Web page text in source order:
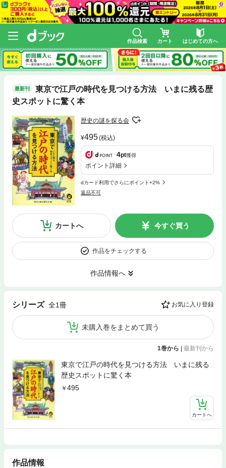
作品検索 カート はじめての方へ
最新刊
東京で江戸の時代を見つける方法 いまに残る歴
史スポットに驚く本
歴史の謎を探る会
495(税込)
4pt獲得
ポイント詳細
dカード利用でさらにポイント+2%
返品不可
カートへ 今すぐ買う
作品をチェックする
作品情報へ
シリーズ 全1冊 お気に入り登録
未購入巻をまとめて買う
1巻から | 最新刊から
東京で江戸の時代を見つける方法 いまに残る
歴史スポットに驚く本
495
カートへ
作品情報